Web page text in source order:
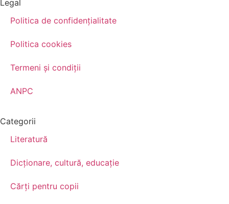
Legal
Politica de confidenţialitate
Politica cookies
Termeni şi condiţii
ANPC
Categorii
Literatură
Dicționare, cultură, educație
Cărți pentru copii